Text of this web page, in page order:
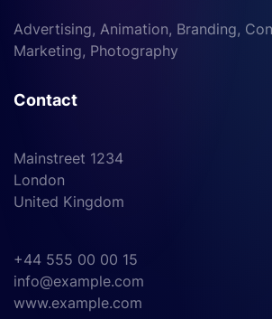
Advertising, Animation, Branding,
Marketing, Photography
Contact
Mainstreet 1234
London
United Kingdom
+44 555 00 00 15
info@example.com
www.example.com